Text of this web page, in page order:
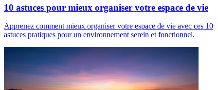
10 astuces pour mieux organiser votre espace de vie
Apprenez comment mieux organiser votre espace de vie avec ces 10
astuces pratiques pour un environnement serein et fonctionnel.